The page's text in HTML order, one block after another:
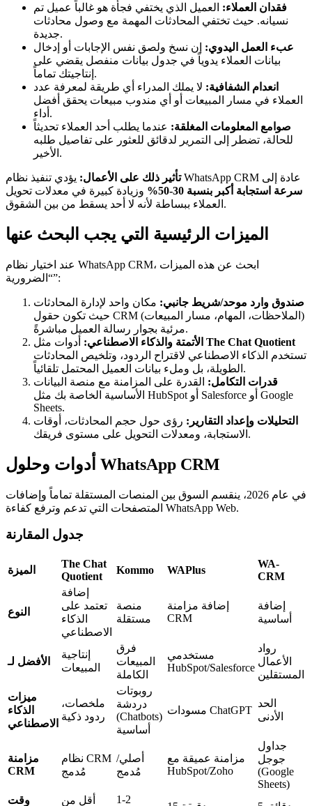
فقدان العملاء: العميل الذي يختفي فجأة هو غالباً عميل تم
نسيانه. حيث تختفي المحادثات المهمة مع وصول محادثات
جديدة.
عبء العمل اليدوي: إن نسخ ولصق نفس الإجابات أو إدخال
بيانات العملاء يدوياً في جدول بيانات منفصل يقضي على
إنتاجيتك تماماً.
انعدام الشفافية: لا يملك المدراء أي طريقة لمعرفة عدد
العملاء في مسار المبيعات أو أي مندوب مبيعات يحقق أفضل
أداء.
صوامع المعلومات المغلقة: عندما يطلب أحد العملاء تحديثاً
للحالة، تضطر إلى التمرير لدقائق للعثور على تفاصيل طلبه
الأخير.
تأثير ذلك على الأعمال:
يؤدي تنفيذ نظام WhatsApp CRM عادة إلى
سرعة استجابة أكبر بنسبة 30-50%
وزيادة كبيرة في معدلات تحويل
العملاء ببساطة لأنه لا أحد يسقط من بين الشقوق.
الميزات الرئيسية التي يجب البحث عنها
عند اختيار نظام WhatsApp CRM، ابحث عن هذه الميزات
“الضرورية”:
صندوق وارد موحد/شريط جانبي: مكان واحد لإدارة المحادثات
حيث تكون حقول CRM (الملاحظات، المهام، مسار المبيعات)
مرئية بجوار رسالة العميل مباشرةً.
الأتمتة والذكاء الاصطناعي: The Chat Quotient
تستخدم الذكاء الاصطناعي لاقتراح الردود، وتلخيص المحادثات
الطويلة، بل وملء بيانات العميل المحتمل تلقائياً.
قدرات التكامل: القدرة على المزامنة مع منصة البيانات
الأساسية الخاصة بك مثل HubSpot أو Salesforce أو Google
Sheets.
التحليلات وإعداد التقارير: رؤى حول حجم المحادثات، أوقات
الاستجابة، ومعدلات التحويل على مستوى فريقك.
أدوات وحلول WhatsApp CRM
في عام 2026، ينقسم السوق بين المنصات المستقلة تماماً وإضافات
المتصفحات التي تدعم وترفع كفاءة WhatsApp Web.
جدول المقارنة
الميزة
The Chat
Quotient
Kommo WAPlus
WA-
CRM
النوع
إضافة
تعتمد على
الذكاء
الاصطناعي
منصة
مستقلة
إضافة مزامنة
CRM
إضافة
أساسية
الأفضل لـ
إنتاجية
المبيعات
فرق
المبيعات
الكاملة
مستخدمي
HubSpot/Salesforce
رواد
الأعمال
المستقلين
ميزات
الذكاء
الاصطناعي
ملخصات،
ردود ذكية
روبوتات
دردشة
(Chatbots)
أساسية
مسودات ChatGPT
الحد
الأدنى
مزامنة
CRM
نظام CRM
مُدمج
أصلي/
مُدمج
مزامنة عميقة مع
HubSpot/Zoho
جداول
جوجل
(Google
Sheets)
وقت
أقل من 1-2